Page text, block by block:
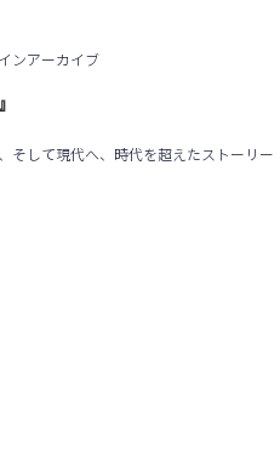
ンアーカイブ
して現代へ、時代を超えたストーリー